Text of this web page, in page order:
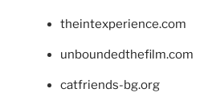
theintexperience.com
unboundedthefilm.com
catfriends-bg.org